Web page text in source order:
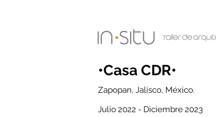
•Casa CDR•
Zapopan, Jalisco, México.
Julio 2022 - Diciembre 2023